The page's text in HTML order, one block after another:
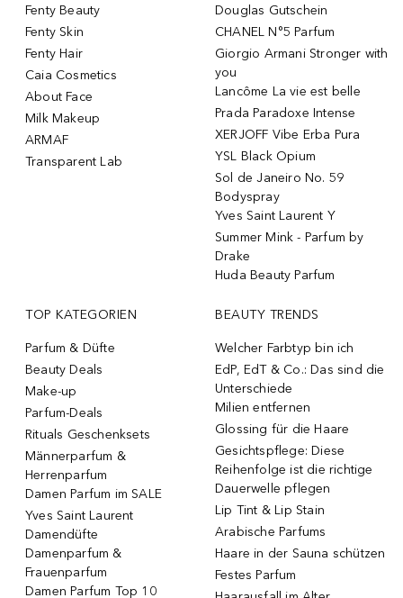
Fenty Beauty
Fenty Skin
Fenty Hair
Caia Cosmetics
About Face
Milk Makeup
ARMAF
Transparent Lab
Douglas Gutschein
CHANEL N°5 Parfum
Giorgio Armani Stronger with
you
Lancôme La vie est belle
Prada Paradoxe Intense
XERJOFF Vibe Erba Pura
YSL Black Opium
Sol de Janeiro No. 59
Bodyspray
Yves Saint Laurent Y
Summer Mink - Parfum by
Drake
Huda Beauty Parfum
TOP KATEGORIEN
Parfum & Düfte
Beauty Deals
Make-up
Parfum-Deals
Rituals Geschenksets
Männerparfum &
Herrenparfum
Damen Parfum im SALE
Yves Saint Laurent
Damendüfte
Damenparfum &
Frauenparfum
Damen Parfum Top 10
BEAUTY TRENDS
Welcher Farbtyp bin ich
EdP, EdT & Co.: Das sind die
Unterschiede
Milien entfernen
Glossing für die Haare
Gesichtspflege: Diese
Reihenfolge ist die richtige
Dauerwelle pflegen
Lip Tint & Lip Stain
Arabische Parfums
Haare in der Sauna schützen
Festes Parfum